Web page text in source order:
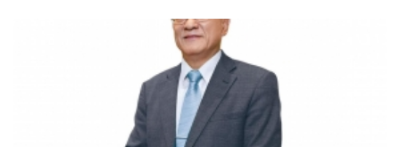
的電子五哥，在這場複合型災難，台廠幾無發言權，只能任由
蘋果、Google、三星等科技巨人宰割。